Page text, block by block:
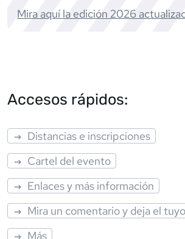
Mira aquí la edición 2026
Accesos rápidos:
Distancias e inscripciones
Cartel del evento
Enlaces y más información
Mira un comentario y deja el tuyo
Más